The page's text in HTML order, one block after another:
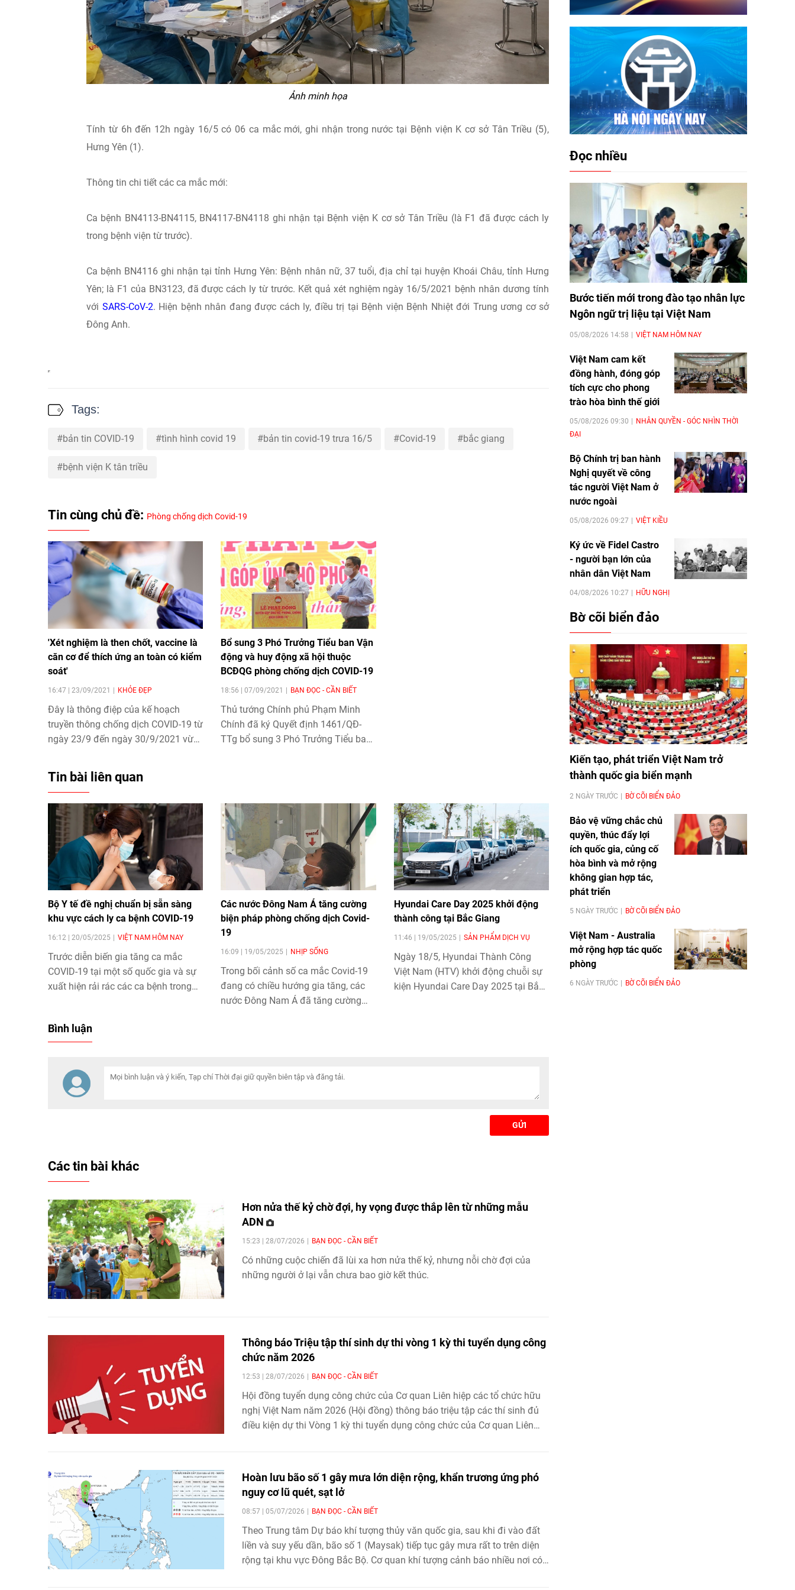
Ảnh minh họa
Tính từ 6h đến 12h ngày 16/5 có 06 ca mắc mới, ghi nhận trong nước tại Bệnh viện K cơ sở Tân Triều (5),
Hưng Yên (1).
Thông tin chi tiết các ca mắc mới:
Ca bệnh BN4113-BN4115, BN4117-BN4118 ghi nhận tại Bệnh viện K cơ sở Tân Triều (là F1 đã được cách ly
trong bệnh viện từ trước).
Ca bệnh BN4116 ghi nhận tại tỉnh Hưng Yên: Bệnh nhân nữ, 37 tuổi, địa chỉ tại huyện Khoái Châu, tỉnh Hưng
Yên; là F1 của BN3123, đã được cách ly từ trước. Kết quả xét nghiệm ngày 16/5/2021 bệnh nhân dương tính
với SARS-CoV-2. Hiện bệnh nhân đang được cách ly, điều trị tại Bệnh viện Bệnh Nhiệt đới Trung ương cơ sở
Đông Anh.
Tags:
bản tin COVID-19 tình hình covid 19 bản tin covid-19 trưa 16/5 Covid-19 bắc giang
bệnh viện K tân triều
Tin cùng chủ đề: Phòng chống dịch Covid-19
'Xét nghiệm là then chốt, vaccine là
căn cơ để thích ứng an toàn có kiểm
soát'
16:47 | 23/09/2021 KHỎE ĐẸP
Đây là thông điệp của kế hoạch
truyền thông chống dịch COVID-19 từ
ngày 23/9 đến ngày 30/9/2021 vừa
hành.
Bổ sung 3 Phó Trưởng Tiểu ban Vận
động và huy động xã hội thuộc
BCĐQG phòng chống dịch COVID-19
18:56 | 07/09/2021 BẠN ĐỌC - CẦN BIẾT
Thủ tướng Chính phủ Phạm Minh
Chính đã ký Quyết định 1461/QĐ-
TTg bổ sung 3 Phó Trưởng Tiểu ban
Tin bài liên quan
Bộ Y tế đề nghị chuẩn bị sẵn sàng
khu vực cách ly ca bệnh COVID-19
16:12 | 20/05/2025 VIỆT NAM HÔM NAY
Trước diễn biến gia tăng ca mắc
COVID-19 tại một số quốc gia và sự
xuất hiện rải rác các ca bệnh trong
chủ động rà soát, cập nhật kế hoạch
phòng dịch, đồng thời chuẩn bị đầy
sẵn sàng thu dung, điều trị bệnh
nhân COVID-19 khi cần thiết.
Các nước Đông Nam Á tăng cường
biện pháp phòng chống dịch Covid-
19
16:09 | 19/05/2025 NHỊP SỐNG
Trong bối cảnh số ca mắc Covid-19
đang có chiều hướng gia tăng, các
nước Đông Nam Á đã tăng cường
Hyundai Care Day 2025 khởi động
thành công tại Bắc Giang
11:46 | 19/05/2025 SẢN PHẨM DỊCH VỤ
Ngày 18/5, Hyundai Thành Công
Việt Nam (HTV) khởi động chuỗi sự
kiện Hyundai Care Day 2025 tại Bắc
Bình luận
GỬI
Các tin bài khác
Hơn nửa thế kỷ chờ đợi, hy vọng được thắp lên từ những mẫu
ADN
15:23 | 28/07/2026 BẠN ĐỌC - CẦN BIẾT
Có những cuộc chiến đã lùi xa hơn nửa thế kỷ, nhưng nỗi chờ đợi của
những người ở lại vẫn chưa bao giờ kết thúc.
Thông báo Triệu tập thí sinh dự thi vòng 1 kỳ thi tuyển dụng công
chức năm 2026
12:53 | 28/07/2026 BẠN ĐỌC - CẦN BIẾT
Hội đồng tuyển dụng công chức của Cơ quan Liên hiệp các tổ chức hữu
nghị Việt Nam năm 2026 (Hội đồng) thông báo triệu tập các thí sinh đủ
điều kiện dự thi Vòng 1 kỳ thi tuyển dụng công chức của Cơ quan Liên
Hoàn lưu bão số 1 gây mưa lớn diện rộng, khẩn trương ứng phó
nguy cơ lũ quét, sạt lở
08:57 | 05/07/2026 BẠN ĐỌC - CẦN BIẾT
Theo Trung tâm Dự báo khí tượng thủy văn quốc gia, sau khi đi vào đất
liền và suy yếu dần, bão số 1 (Maysak) tiếp tục gây mưa rất to trên diện
rộng tại khu vực Đông Bắc Bộ. Cơ quan khí tượng cảnh báo nhiều nơi có
Đọc nhiều
Bước tiến mới trong đào tạo nhân lực
Ngôn ngữ trị liệu tại Việt Nam
05/08/2026 14:58 VIỆT NAM HÔM NAY
Việt Nam cam kết
đồng hành, đóng góp
tích cực cho phong
trào hòa bình thế giới
05/08/2026 09:30
NHÂN QUYỀN - GÓC NHÌN THỜI
ĐẠI
Bộ Chính trị ban hành
Nghị quyết về công
tác người Việt Nam ở
nước ngoài
05/08/2026 09:27 VIỆT KIỀU
Ký ức về Fidel Castro
- người bạn lớn của
nhân dân Việt Nam
04/08/2026 10:27 HỮU NGHỊ
Bờ cõi biển đảo
Kiến tạo, phát triển Việt Nam trở
thành quốc gia biển mạnh
2 NGÀY TRƯỚC BỜ CÕI BIỂN ĐẢO
Bảo vệ vững chắc chủ
quyền, thúc đẩy lợi
ích quốc gia, củng cố
hòa bình và mở rộng
không gian hợp tác,
phát triển
5 NGÀY TRƯỚC BỜ CÕI BIỂN ĐẢO
Việt Nam - Australia
mở rộng hợp tác quốc
phòng
6 NGÀY TRƯỚC BỜ CÕI BIỂN ĐẢO